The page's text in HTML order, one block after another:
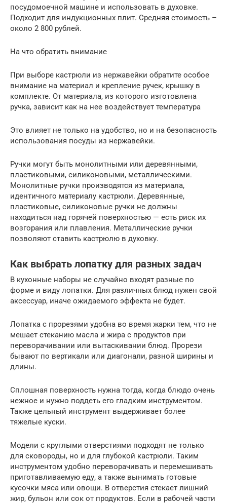
посудомоечной машине и использовать в духовке.
Подходит для индукционных плит. Средняя стоимость –
около 2 800 рублей.
На что обратить внимание
При выборе кастрюли из нержавейки обратите особое
внимание на материал и крепление ручек, крышку в
комплекте. От материала, из которого изготовлена
ручка, зависит как на нее воздействует температура
Это влияет не только на удобство, но и на безопасность
использования посуды из нержавейки.
Ручки могут быть монолитными или деревянными,
пластиковыми, силиконовыми, металлическими.
Монолитные ручки производятся из материала,
идентичного материалу кастрюли. Деревянные,
пластиковые, силиконовые ручки не должны
находиться над горячей поверхностью — есть риск их
возгорания или плавления. Металлические ручки
позволяют ставить кастрюлю в духовку.
Как выбрать лопатку для разных задач
В кухонные наборы не случайно входят разные по
форме и виду лопатки. Для различных блюд нужен свой
аксессуар, иначе ожидаемого эффекта не будет.
Лопатка с прорезями удобна во время жарки тем, что не
мешает стеканию масла и жира с продуктов при
переворачивании или вытаскивании блюд. Прорези
бывают по вертикали или диагонали, разной ширины и
длины.
Сплошная поверхность нужна тогда, когда блюдо очень
нежное и нужно поддеть его гладким инструментом.
Также цельный инструмент выдерживает более
тяжелые куски.
Модели с круглыми отверстиями подходят не только
для сковороды, но и для глубокой кастрюли. Таким
инструментом удобно переворачивать и перемешивать
приготавливаемую еду, а также вынимать готовые
кусочки мяса или овощи. В отверстия стекает лишний
жир, бульон или сок от продуктов. Если в рабочей части